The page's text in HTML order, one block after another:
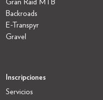
Backroads
E-Transpyr
Gravel
Inscripciones
Servicios